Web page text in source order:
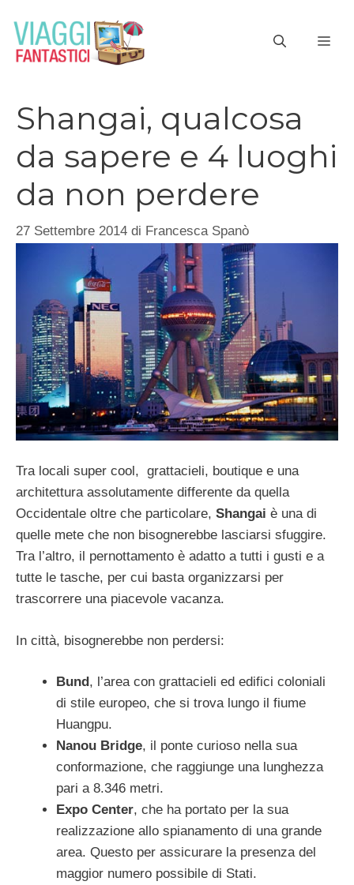
contenuto
Shangai, qualcosa
da sapere e 4 luoghi
da non perdere
27 Settembre 2014 di Francesca Spanò
Tra locali super cool, grattacieli, boutique e una
architettura assolutamente differente da quella
Occidentale oltre che particolare, Shangai è una di
quelle mete che non bisognerebbe lasciarsi sfuggire.
Tra l’altro, il pernottamento è adatto a tutti i gusti e a
tutte le tasche, per cui basta organizzarsi per
trascorrere una piacevole vacanza.
In città, bisognerebbe non perdersi:
Bund, l’area con grattacieli ed edifici coloniali
di stile europeo, che si trova lungo il fiume
Huangpu.
Nanou Bridge, il ponte curioso nella sua
conformazione, che raggiunge una lunghezza
pari a 8.346 metri.
Expo Center, che ha portato per la sua
realizzazione allo spianamento di una grande
area. Questo per assicurare la presenza del
maggior numero possibile di Stati.